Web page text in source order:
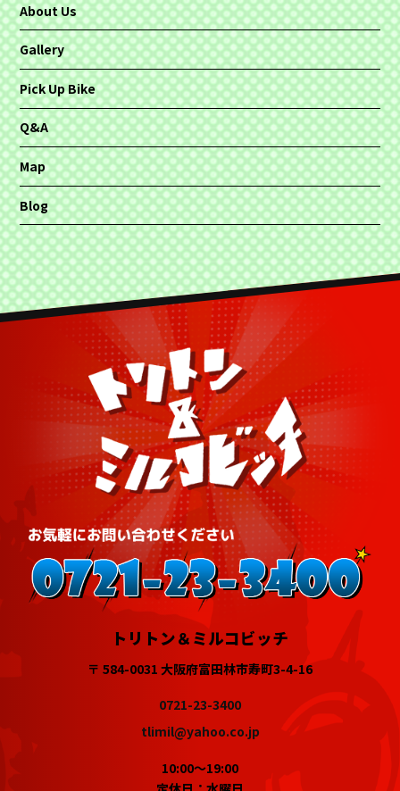
About Us
Gallery
Pick Up Bike
Q&A
Map
Blog
トリトン＆ミルコビッチ
〒 584-0031 大阪府富田林市寿町3-4-16
0721-23-3400
tlimil@yahoo.co.jp
10:00～19:00